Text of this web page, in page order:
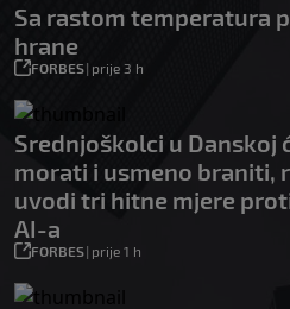
Sa rastom temperatura
hrane
FORBES| prije 3 h
Srednjoškolci u Danskoj
morati i usmeno braniti,
uvodi tri hitne mjere
AI-a
FORBES| prije 1 h